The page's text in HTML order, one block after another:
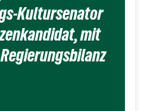
Kultursenator
mit